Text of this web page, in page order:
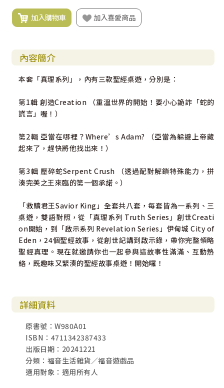
加入購物車 加入喜愛商品
內容簡介
本套「真理系列」，內有三款聖經桌遊，分別是：
第1輯 創造Creation （重溫世界的開始！要小心詭詐「蛇的
謊言」喔！）
第2輯 亞當在哪裡？Where’s Adam? （亞當為躲避上帝藏
起來了，趕快將他找出來！）
第3輯 壓碎蛇Serpent Crush （透過配對解鎖特殊能力，拼
湊完美之王來臨的第一個承諾。）
「救贖君王Savior King」全套共八套，每套皆為一系列、三
桌遊，雙語對照，從「真理系列 Truth Series」創世Creati
on開始，到「啟示系列 Revelation Series」伊甸城 City of
Eden，24個聖經故事，從創世記講到啟示錄，帶你完整領略
聖經真理。現在就邀請你也一起參與這故事性滿滿、互動熱
絡，既趣味又緊湊的聖經故事桌遊！開始囉！
詳細資料
原書號：W980A01
ISBN：4711342387433
出版日期：20241221
分類：福音生活雜貨／福音遊戲品
適用對象：適用所有人